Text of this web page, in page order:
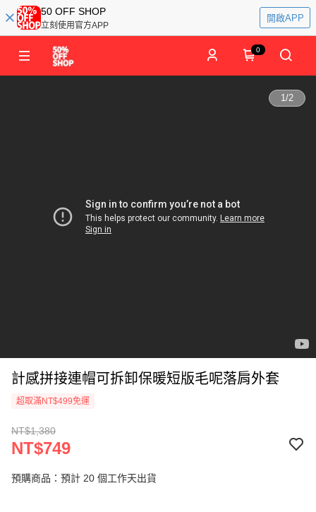
50 OFF SHOP
立刻使用官方APP
開啟APP
0
1/2
計感拼接連帽可拆卸保暖短版毛呢落肩外套
超取滿NT$499免運
NT$1,380
NT$749
預購商品：預計 20 個工作天出貨